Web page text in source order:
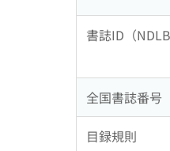
書誌ID（
全国書誌番号
目録規則